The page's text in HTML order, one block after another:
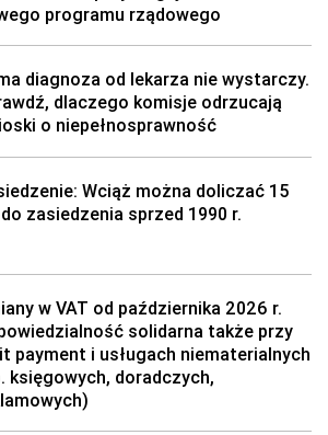
programu rządowego
diagnoza od lekarza nie wystarczy.
dlaczego komisje odrzucają
o niepełnosprawność
Wciąż można doliczać 15
zasiedzenia sprzed 1990 r.
w VAT od października 2026 r.
solidarna także przy
payment i usługach niematerialnych
księgowych, doradczych,